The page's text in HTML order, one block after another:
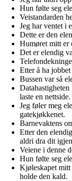
Hun følte seg
Veistandarden
Jeg har ventet i
Dette er den
Humøret mitt er
Det er elendig
Etter å ha
Bussen var så
laste en nettside.
Jeg føler meg
gatekjøkkenet.
Barnevaktens
Etter den
aldri dra dit
Veiene i denne
Hun følte seg
Kjøleskapet mitt
holde den kald.